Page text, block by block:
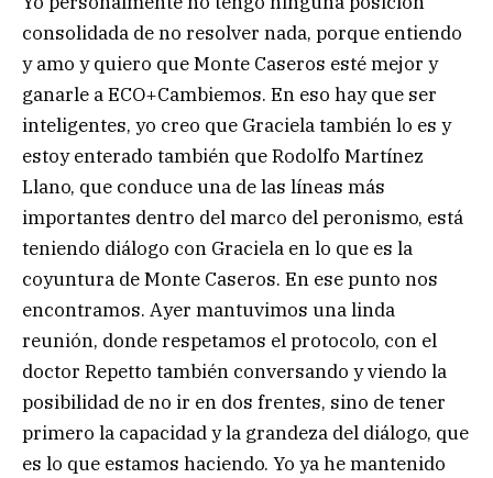
consolidada de no resolver nada, porque entiendo
y amo y quiero que Monte Caseros esté mejor y
ganarle a ECO+Cambiemos. En eso hay que ser
inteligentes, yo creo que Graciela también lo es y
estoy enterado también que Rodolfo Martínez
Llano, que conduce una de las líneas más
importantes dentro del marco del peronismo, está
teniendo diálogo con Graciela en lo que es la
coyuntura de Monte Caseros. En ese punto nos
encontramos. Ayer mantuvimos una linda
reunión, donde respetamos el protocolo, con el
doctor Repetto también conversando y viendo la
posibilidad de no ir en dos frentes, sino de tener
primero la capacidad y la grandeza del diálogo, que
es lo que estamos haciendo. Yo ya he mantenido